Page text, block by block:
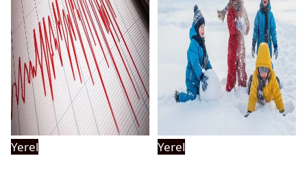
Yerel
Yerel